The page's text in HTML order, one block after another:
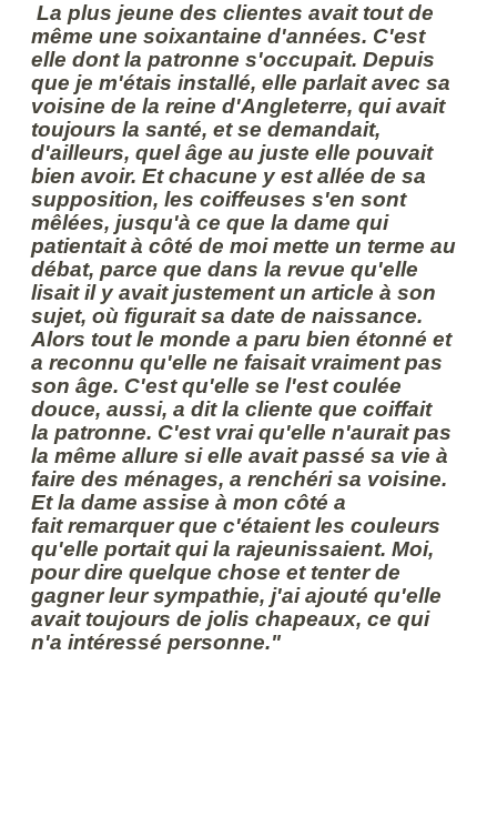
La plus jeune des clientes avait tout de
même une soixantaine d'années. C'est
elle dont la patronne s'occupait. Depuis
que je m'étais installé, elle parlait avec sa
voisine de la reine d'Angleterre, qui avait
toujours la santé, et se demandait,
d'ailleurs, quel âge au juste elle pouvait
bien avoir. Et chacune y est allée de sa
supposition, les coiffeuses s'en sont
mêlées, jusqu'à ce que la dame qui
patientait à côté de moi mette un terme au
débat, parce que dans la revue qu'elle
lisait il y avait justement un article à son
sujet, où figurait sa date de naissance.
Alors tout le monde a paru bien étonné et
a reconnu qu'elle ne faisait vraiment pas
son âge. C'est qu'elle se l'est coulée
douce, aussi, a dit la cliente que coiffait
la patronne. C'est vrai qu'elle n'aurait pas
la même allure si elle avait passé sa vie à
faire des ménages, a renchéri sa voisine.
Et la dame assise à mon côté a
fait remarquer que c'étaient les couleurs
qu'elle portait qui la rajeunissaient. Moi,
pour dire quelque chose et tenter de
gagner leur sympathie, j'ai ajouté qu'elle
avait toujours de jolis chapeaux, ce qui
n'a intéressé personne."